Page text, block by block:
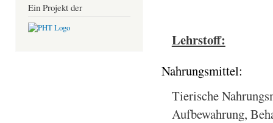
Ein Projekt der
Lehrstoff:
Nahrungsmittel:
Tierische
Aufbewahrung,